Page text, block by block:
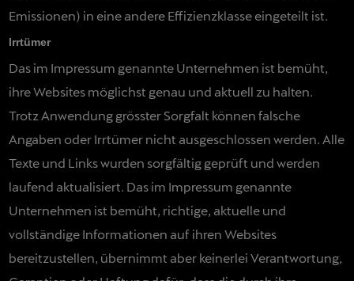
Emissionen) in eine andere Effizienzklasse eingeteilt ist.
Irrtümer
Das im Impressum genannte Unternehmen ist bemüht,
ihre Websites möglichst genau und aktuell zu halten.
Trotz Anwendung grösster Sorgfalt können falsche
Angaben oder Irrtümer nicht ausgeschlossen werden. Alle
Texte und Links wurden sorgfältig geprüft und werden
laufend aktualisiert. Das im Impressum genannte
Unternehmen ist bemüht, richtige, aktuelle und
vollständige Informationen auf ihren Websites
bereitzustellen, übernimmt aber keinerlei Verantwortung,